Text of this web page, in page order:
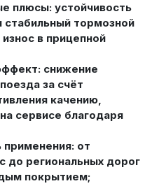
плюсы: устойчивость
стабильный тормозной
в прицепной
снижение
за счёт
качению,
сервисе благодаря
применения: от
до региональных дорог
покрытием;